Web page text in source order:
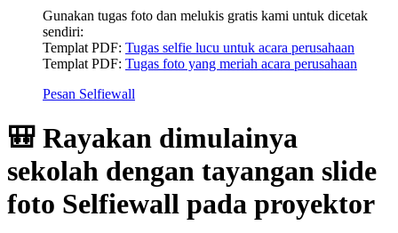
Gunakan tugas foto dan melukis gratis kami untuk dicetak
sendiri:
Templat PDF: Tugas selfie lucu untuk acara perusahaan
Templat PDF: Tugas foto yang meriah acara perusahaan
Pesan Selfiewall
🎒 Rayakan dimulainya
sekolah dengan tayangan slide
foto Selfiewall pada proyektor